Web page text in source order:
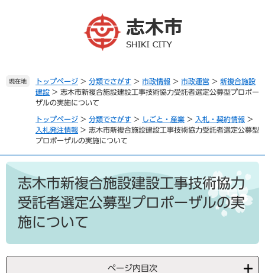
現在地 トップページ > 分類でさがす > 市政情報 > 市政運営 > 新複合施設
建設 > 志木市新複合施設建設工事技術協力受託者選定公募型プロポー
ザルの実施について
トップページ > 分類でさがす > しごと・産業 > 入札・契約情報 >
入札発注情報 > 志木市新複合施設建設工事技術協力受託者選定公募型
プロポーザルの実施について
本
志木市新複合施設建設工事技術協力
受託者選定公募型プロポーザルの実
施について
ページ内目次